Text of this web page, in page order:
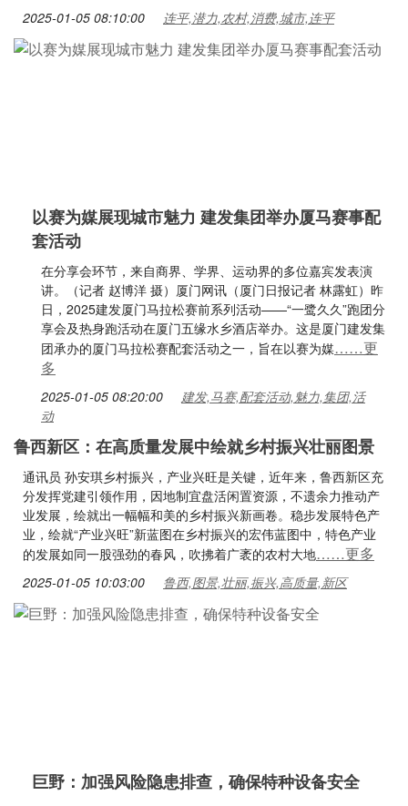
2025-01-05 08:10:00 连平,潜力,农村,消费,城市,连平
以赛为媒展现城市魅力 建发集团举办厦马赛事配
套活动
在分享会环节，来自商界、学界、运动界的多位嘉宾发表演
讲。（记者 赵博洋 摄）厦门网讯（厦门日报记者 林露虹）昨
日，2025建发厦门马拉松赛前系列活动——“一鹭久久”跑团分
享会及热身跑活动在厦门五缘水乡酒店举办。这是厦门建发集
团承办的厦门马拉松赛配套活动之一，旨在以赛为媒……更
多
2025-01-05 08:20:00
建发,马赛,配套活动,魅力,集团,活
动
鲁西新区：在高质量发展中绘就乡村振兴壮丽图景
通讯员 孙安琪乡村振兴，产业兴旺是关键，近年来，鲁西新区充
分发挥党建引领作用，因地制宜盘活闲置资源，不遗余力推动产
业发展，绘就出一幅幅和美的乡村振兴新画卷。稳步发展特色产
业，绘就“产业兴旺”新蓝图在乡村振兴的宏伟蓝图中，特色产业
的发展如同一股强劲的春风，吹拂着广袤的农村大地……更多
2025-01-05 10:03:00 鲁西,图景,壮丽,振兴,高质量,新区
巨野：加强风险隐患排查，确保特种设备安全